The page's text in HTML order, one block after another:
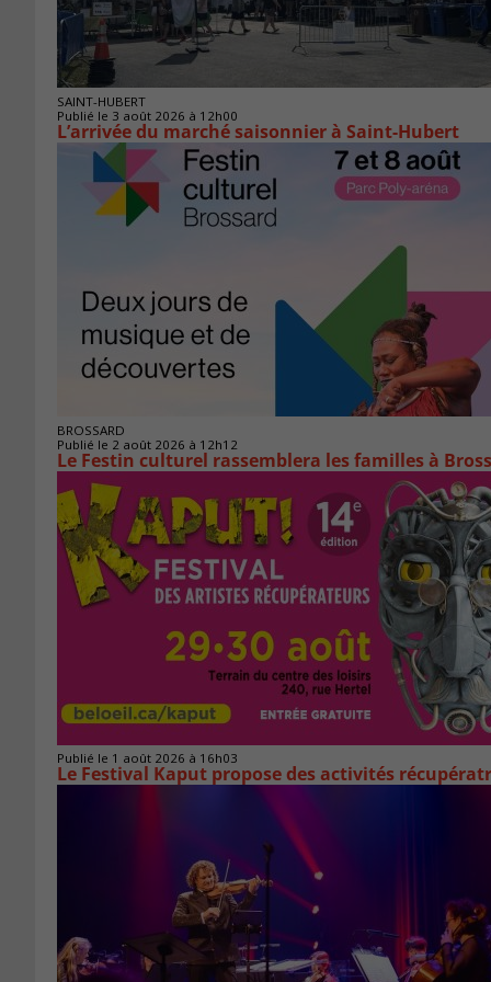
SAINT-HUBERT
Publié le 3 août 2026 à 12h00
L’arrivée du marché saisonnier à Saint-Hubert
BROSSARD
Publié le 2 août 2026 à 12h12
Le Festin culturel rassemblera les familles à
Publié le 1 août 2026 à 16h03
Le Festival Kaput propose des activités